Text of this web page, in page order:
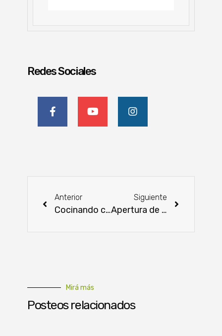
Redes Sociales
Anterior
Cocinando con Amor: Sabores de San Juan
Siguiente
Apertura de mercado canadiense empañada por falta de libre mercado
Mirá más
Posteos relacionados